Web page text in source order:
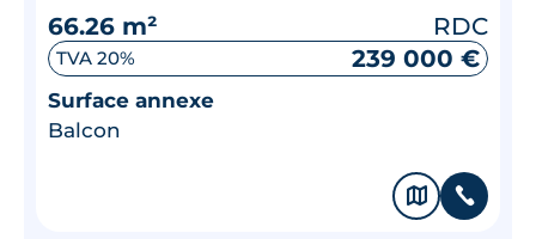
66.26 m²
RDC
TVA 20% 239 000 €
Surface annexe
Balcon
🗞 📞